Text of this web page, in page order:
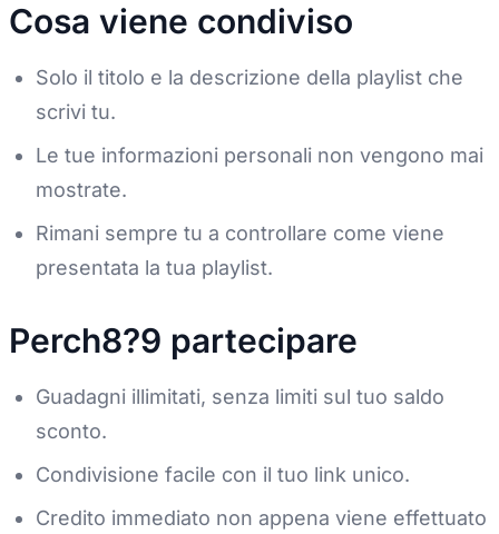
Cosa viene condiviso
Solo il titolo e la descrizione della playlist che
scrivi tu.
Le tue informazioni personali non vengono mai
mostrate.
Rimani sempre tu a controllare come viene
presentata la tua playlist.
Perch8?9 partecipare
Guadagni illimitati, senza limiti sul tuo saldo
sconto.
Condivisione facile con il tuo link unico.
Credito immediato non appena viene effettuato